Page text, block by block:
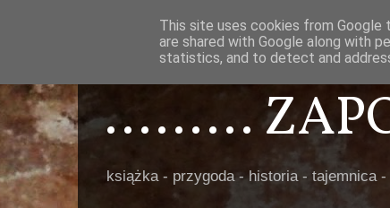
.........
książka - przygoda - historia - tajemnica
This site uses cookies from Google
are shared with Google along with
statistics, and to detect and